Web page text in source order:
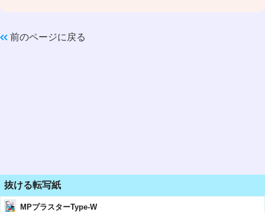
前のページに戻る
抜ける転写紙
MPプラスターType-W